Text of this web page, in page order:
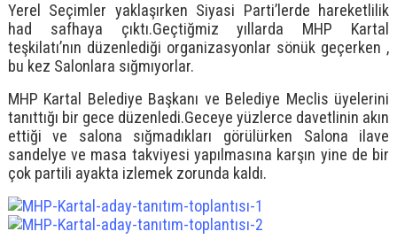
Yerel Seçimler yaklaşırken Siyasi Parti’lerde hareketlilik
had safhaya çıktı.Geçtiğmiz yıllarda MHP Kartal
teşkilatı’nın düzenlediği organizasyonlar sönük geçerken ,
bu kez Salonlara sığmıyorlar.
MHP Kartal Belediye Başkanı ve Belediye Meclis üyelerini
tanıttığı bir gece düzenledi.Geceye yüzlerce davetlinin akın
ettiği ve salona sığmadıkları görülürken Salona ilave
sandelye ve masa takviyesi yapılmasına karşın yine de bir
çok partili ayakta izlemek zorunda kaldı.